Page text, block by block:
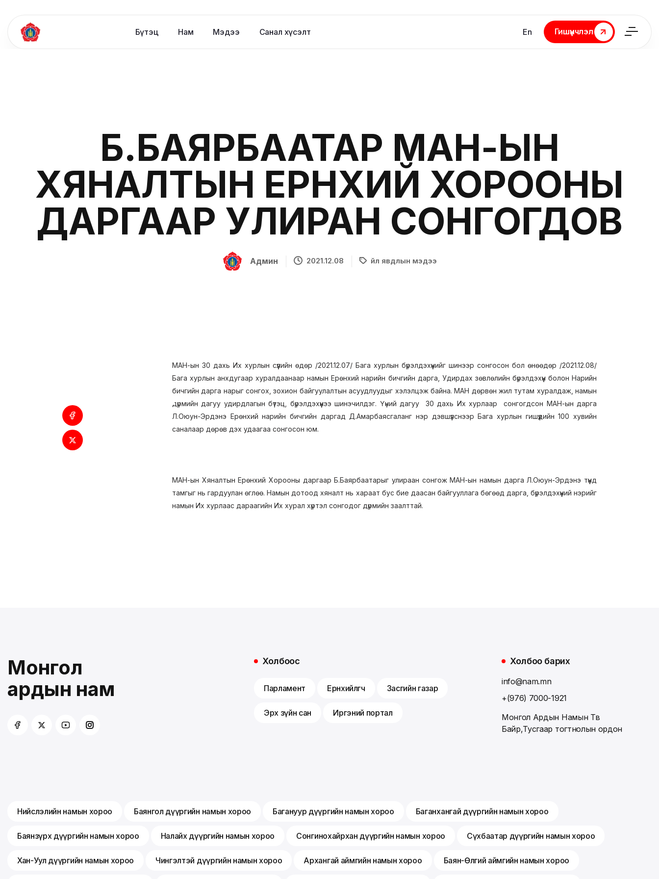
Бүтэц Нам Мэдээ Санал хүсэлт En
Гишүүнчлэл
Гишүүнчлэл
Б.БАЯРБААТАР МАН-ЫН
ХЯНАЛТЫН ЕРӨНХИЙ ХОРООНЫ
ДАРГААР УЛИРАН СОНГОГДОВ
Админ 2021.12.08 Үйл явдлын мэдээ
МАН-ын 30 дахь Их хурлын сүүлийн өдөр /2021.12.07/ Бага хурлын бүрэлдэхүүнийг шинээр сонгосон бол өнөөдөр /2021.12.08/
Бага хурлын анхдугаар хуралдаанаар намын Ерөнхий нарийн бичгийн дарга, Удирдах зөвлөлийн бүрэлдэхүүн болон Нарийн
бичгийн дарга нарыг сонгох, зохион байгуулалтын асуудлуудыг хэлэлцэж байна. МАН дөрвөн жил тутам хуралдаж, намын
дүрмийн дагуу удирдлагын бүтэц, бүрэлдэхүүнээ шинэчилдэг. Үүний дагуу 30 дахь Их хурлаар сонгогдсон МАН-ын дарга
Л.Оюун-Эрдэнэ Ерөнхий нарийн бичгийн даргад Д.Амарбаясгаланг нэр дэвшүүлснээр Бага хурлын гишүүдийн 100 хувийн
саналаар дөрөв дэх удаагаа сонгосон юм.
МАН-ын Хяналтын Ерөнхий Хорооны даргаар Б.Баярбаатарыг улираан сонгож МАН-ын намын дарга Л.Оюун-Эрдэнэ түүнд
тамгыг нь гардуулан өглөө. Намын дотоод хяналт нь хараат бус бие даасан байгууллага бөгөөд дарга, бүрэлдэхүүний нэрийг
намын Их хурлаас дараагийн Их хурал хүртэл сонгодог дүрмийн заалттай.
Монгол
ардын нам
Холбоос
Парламент Ерөнхийлөгч Засгийн газар
Эрх зүйн сан Иргэний портал
Холбоо барих
info@nam.mn
+(976) 7000-1921
Монгол Ардын Намын Төв
Байр,Тусгаар тогтнолын ордон
Нийслэлийн намын хороо Баянгол дүүргийн намын хороо Багануур дүүргийн намын хороо Баганхангай дүүргийн намын хороо
Баянзүрх дүүргийн намын хороо Налайх дүүргийн намын хороо Сонгинохайрхан дүүргийн намын хороо Сүхбаатар дүүргийн намын хороо
Хан-Уул дүүргийн намын хороо Чингэлтэй дүүргийн намын хороо Архангай аймгийн намын хороо Баян-Өлгий аймгийн намын хороо